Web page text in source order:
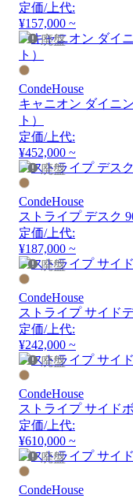
定価/上代:
¥157,000 ~
廃盤
CondeHouse
キャニオン ダイニ
ト）
定価/上代:
¥452,000 ~
廃盤
CondeHouse
ストライプ デスク
定価/上代:
¥187,000 ~
廃盤
CondeHouse
ストライプ サイド
定価/上代:
¥242,000 ~
廃盤
CondeHouse
ストライプ サイド
定価/上代:
¥610,000 ~
廃盤
CondeHouse